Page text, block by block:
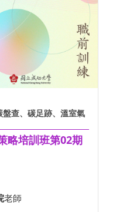
盤查、碳足跡、溫室氣
略培訓班第02期
老師